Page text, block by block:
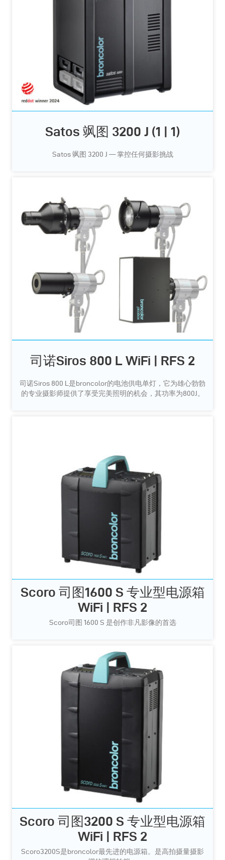
Satos 飒图 3200 J (1 | 1)
Satos 飒图 3200 J — 掌控任何摄影挑战
司诺Siros 800 L WiFi | RFS 2
司诺Siros 800 L是broncolor的电池供电单灯，它为雄心勃勃
的专业摄影师提供了享受完美照明的机会，其功率为800J。
Scoro 司图1600 S 专业型电源箱
WiFi | RFS 2
Scoro司图 1600 S 是创作非凡影像的首选
Scoro 司图3200 S 专业型电源箱
WiFi | RFS 2
Scoro3200S是broncolor最先进的电源箱。是高拍摄量摄影